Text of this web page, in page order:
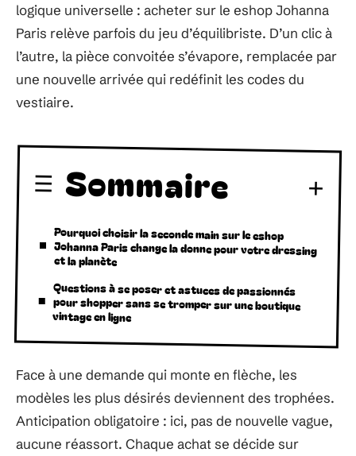
logique universelle : acheter sur le eshop Johanna
Paris relève parfois du jeu d’équilibriste. D’un clic à
l’autre, la pièce convoitée s’évapore, remplacée par
une nouvelle arrivée qui redéfinit les codes du
vestiaire.
Sommaire
Pourquoi choisir la seconde main sur le eshop
Johanna Paris change la donne pour votre dressing
et la planète
Questions à se poser et astuces de passionnés
pour shopper sans se tromper sur une boutique
vintage en ligne
Face à une demande qui monte en flèche, les
modèles les plus désirés deviennent des trophées.
Anticipation obligatoire : ici, pas de nouvelle vague,
aucune réassort. Chaque achat se décide sur